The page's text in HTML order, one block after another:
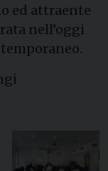
ed attraente
nell’oggi